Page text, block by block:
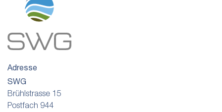
Adresse
SWG
Brühlstrasse 15
Postfach 944